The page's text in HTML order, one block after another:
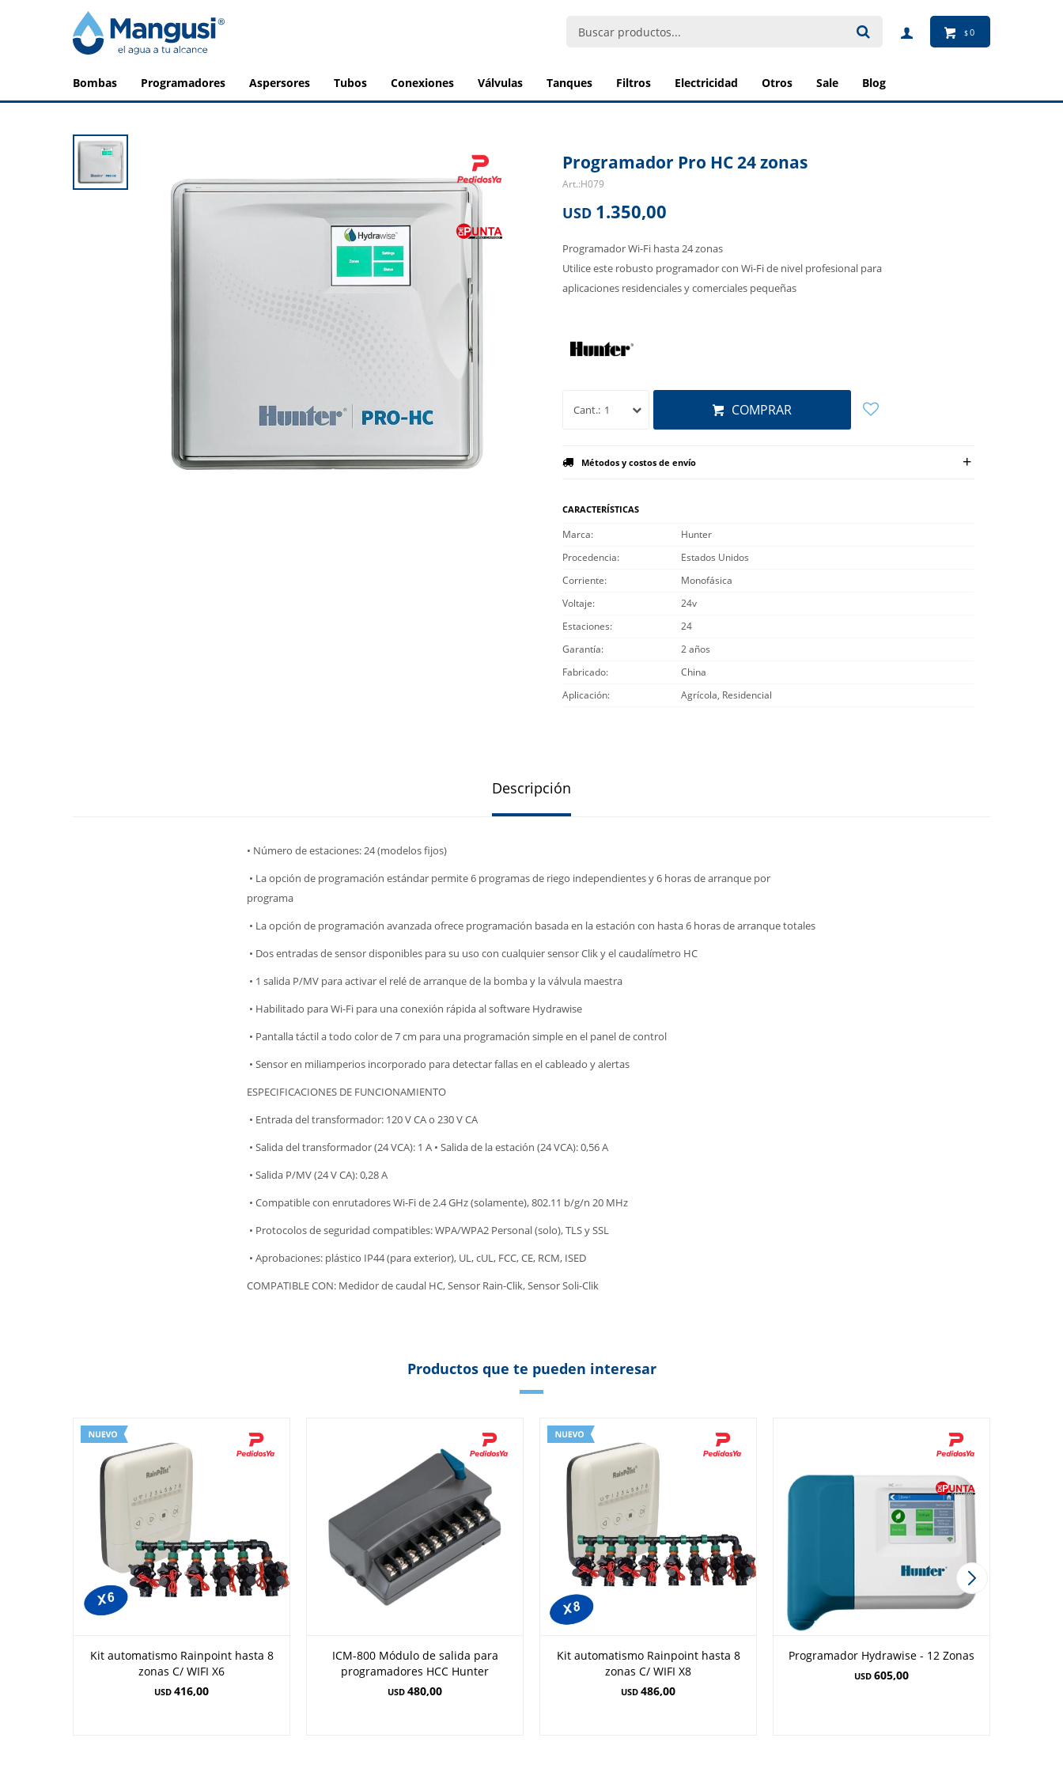
bombas programadores aspersores tubos conexiones válvulas tanques filtros electricidad otros sale blog
$0
Programador Pro HC 24 zonas
H079
USD 1.350,00
Programador Wi-Fi hasta 24 zonas
Utilice este robusto programador con Wi-Fi de nivel profesional para
aplicaciones residenciales y comerciales pequeñas
1 COMPRAR
Métodos y costos de envío
CARACTERÍSTICAS
Marca
Hunter
Procedencia
Estados Unidos
Corriente
Monofásica
Voltaje
24v
Estaciones
24
Garantía
2 años
Fabricado
China
Aplicación
Agrícola, Residencial
Descripción
• Número de estaciones: 24 (modelos fijos)
• La opción de programación estándar permite 6 programas de riego independientes y 6 horas de arranque por
programa
• La opción de programación avanzada ofrece programación basada en la estación con hasta 6 horas de arranque totales
• Dos entradas de sensor disponibles para su uso con cualquier sensor Clik y el caudalímetro HC
• 1 salida P/MV para activar el relé de arranque de la bomba y la válvula maestra
• Habilitado para Wi-Fi para una conexión rápida al software Hydrawise
• Pantalla táctil a todo color de 7 cm para una programación simple en el panel de control
• Sensor en miliamperios incorporado para detectar fallas en el cableado y alertas
ESPECIFICACIONES DE FUNCIONAMIENTO
• Entrada del transformador: 120 V CA o 230 V CA
• Salida del transformador (24 VCA): 1 A • Salida de la estación (24 VCA): 0,56 A
• Salida P/MV (24 V CA): 0,28 A
• Compatible con enrutadores Wi-Fi de 2.4 GHz (solamente), 802.11 b/g/n 20 MHz
• Protocolos de seguridad compatibles: WPA/WPA2 Personal (solo), TLS y SSL
• Aprobaciones: plástico IP44 (para exterior), UL, cUL, FCC, CE, RCM, ISED
COMPATIBLE CON: Medidor de caudal HC, Sensor Rain-Clik, Sensor Soli-Clik
Productos que te pueden interesar
Kit automatismo Rainpoint hasta 8
zonas C/ WIFI X6
USD 416,00
ICM-800 Módulo de salida para
programadores HCC Hunter
USD 480,00
Kit automatismo Rainpoint hasta 8
zonas C/ WIFI X8
USD 486,00
Programador Hydrawise - 12 Zonas
USD 605,00